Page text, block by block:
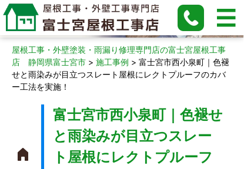
施工事例
屋根工事・外壁塗装・雨漏り修理専門店の富士宮屋根工事
店 静岡県富士宮市 > 施工事例 > 富士宮市西小泉町｜色褪
せと雨染みが目立つスレート屋根にレクトプルーフのカバ
ー工法を実施！
富士宮市西小泉町｜色褪せ
と雨染みが目立つスレー
ト屋根にレクトプルーフ